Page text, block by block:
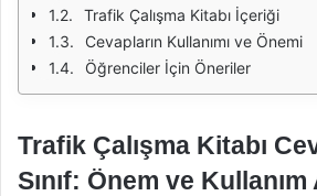
Trafik Çalışma Kitabı İçeriği
Cevapların Kullanımı ve Önemi
Öğrenciler İçin Öneriler
Trafik Çalışma Kitabı
Sınıf: Önem ve Kullanım